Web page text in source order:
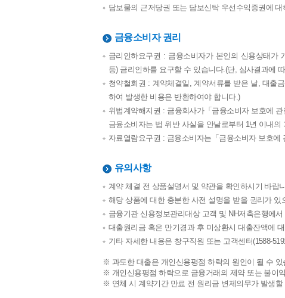
담보물의 근저당권 또는 담보신탁 우선수익증권에 대
금융소비자 권리
금리인하요구권 : 금융소비자가 본인의 신용상태가
등) 금리인하를 요구할 수 있습니다.(단, 심사결과에
청약철회권 : 계약체결일, 계약서류를 받은 날, 대출
하여 발생한 비용은 반환하여야 합니다.)
위법계약해지권 : 금융회사가「금융소비자 보호에
금융소비자는 법 위반 사실을 안날로부터 1년 이내
자료열람요구권 : 금융소비자는「금융소비자 보호에
유의사항
계약 체결 전 상품설명서 및 약관을 확인하시기 바랍
해당 상품에 대한 충분한 사전 설명을 받을 권리가
금융기관 신용정보관리대상 고객 및 NH저축은행에
대출원리금 혹은 만기경과 후 미상환시 대출잔액에
기타 자세한 내용은 창구직원 또는 고객센터(1588-
※ 과도한 대출은 개인신용평점 하락의 원인이 될 수 있
※ 개인신용평점 하락으로 금융거래의 제약 또는 불이
※ 연체 시 계약기간 만료 전 원리금 변제의무가 발생할